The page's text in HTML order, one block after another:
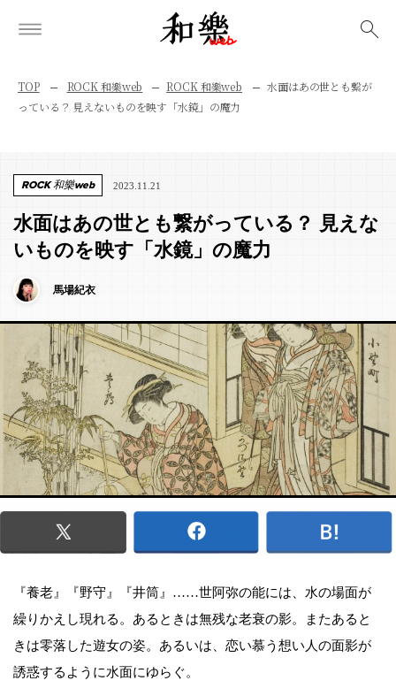
TOP ROCK 和樂web ROCK 和樂web
水面はあの世とも繋が
っている？ 見えないものを映す「水鏡」の魔力
ROCK 和樂web 2023.11.21
水面はあの世とも繋がっている？ 見えな
いものを映す「水鏡」の魔力
馬場紀衣
『養老』『野守』『井筒』……世阿弥の能には、水の場面が
繰りかえし現れる。あるときは無残な老衰の影。またあると
きは零落した遊女の姿。あるいは、恋い慕う想い人の面影が
誘惑するように水面にゆらぐ。